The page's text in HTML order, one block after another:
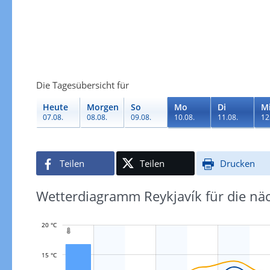
Die Tagesübersicht für
Heute
07.08.
Morgen
08.08.
So
09.08.
Mo
10.08.
Di
11.08.
Mi
Teilen Teilen Drucken
Wetterdiagramm Reykjavík für die

20 °C
15 °C